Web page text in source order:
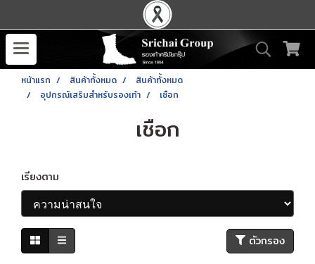
หน้าแรก สินค้าทั้งหมด
สินค้าทั้งหมด
อุปกรณ์เสริมสำหรับรองเท้า
เชือก
เชือก
เรียงตาม
ตัวกรอง